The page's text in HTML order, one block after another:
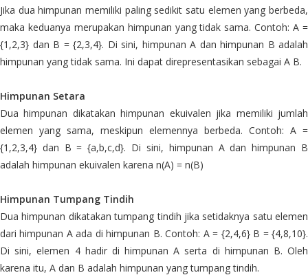
Jika dua himpunan memiliki paling sedikit satu elemen yang berbeda,
maka keduanya merupakan himpunan yang tidak sama. Contoh: A =
{1,2,3} dan B = {2,3,4}. Di sini, himpunan A dan himpunan B adalah
himpunan yang tidak sama. Ini dapat direpresentasikan sebagai A B.
Himpunan Setara
Dua himpunan dikatakan himpunan ekuivalen jika memiliki jumlah
elemen yang sama, meskipun elemennya berbeda. Contoh: A =
{1,2,3,4} dan B = {a,b,c,d}. Di sini, himpunan A dan himpunan B
adalah himpunan ekuivalen karena n(A) = n(B)
Himpunan Tumpang Tindih
Dua himpunan dikatakan tumpang tindih jika setidaknya satu elemen
dari himpunan A ada di himpunan B. Contoh: A = {2,4,6} B = {4,8,10}.
Di sini, elemen 4 hadir di himpunan A serta di himpunan B. Oleh
karena itu, A dan B adalah himpunan yang tumpang tindih.